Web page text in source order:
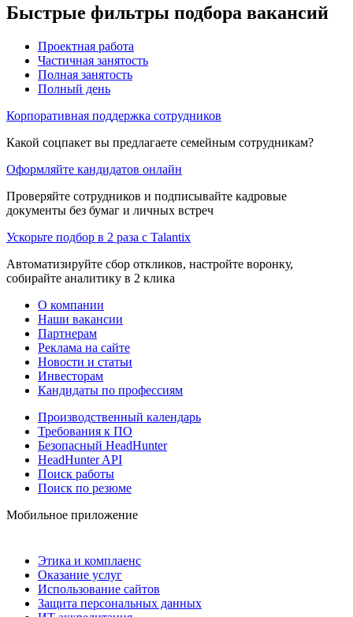
Быстрые фильтры подбора вакансий
Проектная работа
Частичная занятость
Полная занятость
Полный день
Корпоративная поддержка сотрудников
Какой соцпакет вы предлагаете семейным сотрудникам?
Оформляйте кандидатов онлайн
Проверяйте сотрудников и подписывайте кадровые
документы без бумаг и личных встреч
Ускорьте подбор в 2 раза с Talantix
Автоматизируйте сбор откликов, настройте воронку,
собирайте аналитику в 2 клика
О компании
Наши вакансии
Партнерам
Реклама на сайте
Новости и статьи
Инвесторам
Кандидаты по профессиям
Производственный календарь
Требования к ПО
Безопасный HeadHunter
HeadHunter API
Поиск работы
Поиск по резюме
Мобильное приложение
Этика и комплаенс
Оказание услуг
Использование сайтов
Защита персональных данных